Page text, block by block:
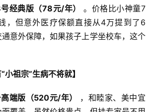
经典版（78元/年）
。价格比小神童7
，但意外医疗保额直接从4万提到了6
意外保障，如果孩子上学坐校车，这个
小祖宗”生病不将就】
端版（520元/年）
，和睦家、美中宜